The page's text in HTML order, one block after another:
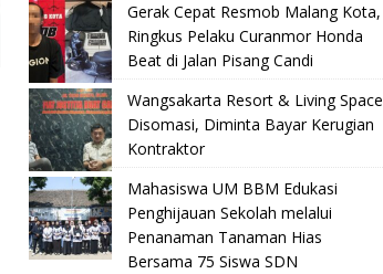
Gerak Cepat Resmob Malang Kota,
Ringkus Pelaku Curanmor Honda
Beat di Jalan Pisang Candi
Wangsakarta Resort & Living Space
Disomasi, Diminta Bayar Kerugian
Kontraktor
Mahasiswa UM BBM Edukasi
Penghijauan Sekolah melalui
Penanaman Tanaman Hias
Bersama 75 Siswa SDN